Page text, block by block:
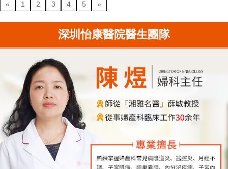
« 1 2 3 4 5 »
深圳怡康醫院醫生團隊